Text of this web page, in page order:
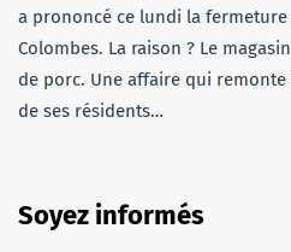
a prononcé ce lundi la fermeture
Colombes. La raison ? Le
de porc. Une affaire qui
de ses résidents…
Soyez informés